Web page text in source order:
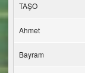
TAŞO
Ahmet
Bayram